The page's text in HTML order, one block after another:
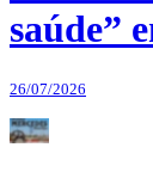
saúde”
26/07/2026